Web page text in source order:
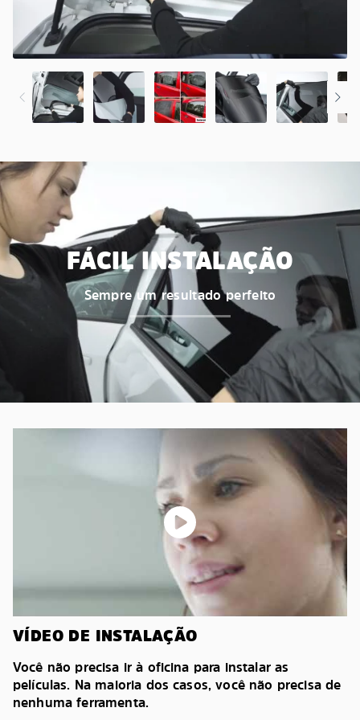
FÁCIL INSTALAÇÃO
Sempre um resultado perfeito
VÍDEO DE INSTALAÇÃO
Você não precisa ir à oficina para instalar as
películas. Na maioria dos casos, você não precisa de
nenhuma ferramenta.